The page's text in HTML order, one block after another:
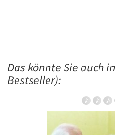
Das könnte Sie auch
Bestseller):